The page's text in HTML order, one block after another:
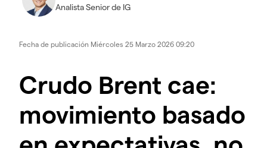
Analista Senior de IG
Fecha de publicación Miércoles 25 Marzo 2026 09:20
Crudo Brent cae:
movimiento basado